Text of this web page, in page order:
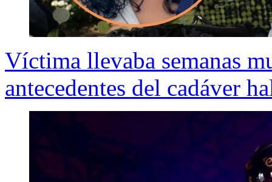
Víctima llevaba semanas
antecedentes del cadáver